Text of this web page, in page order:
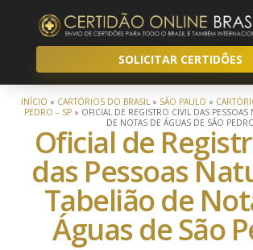
SOLICITAR CERTIDÕES
INÍCIO » CARTÓRIOS DO BRASIL» SÃO PAULO »
PEDRO – SP » OFICIAL DE REGISTRO CIVIL DAS PESSOAS
DE NOTAS DE ÁGUAS DE SÃO
Oficial de
das Pessoas
Tabelião de
Águas de São